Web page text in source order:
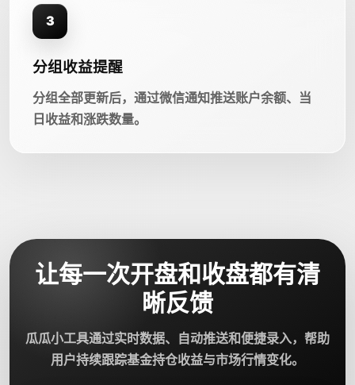
3
分组收益提醒
分组全部更新后，通过微信通知推送账户余额、当
日收益和涨跌数量。
让每一次开盘和收盘都有清
晰反馈
瓜瓜小工具通过实时数据、自动推送和便捷录入，帮助
用户持续跟踪基金持仓收益与市场行情变化。